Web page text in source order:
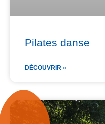
Pilates danse
DÉCOUVRIR »